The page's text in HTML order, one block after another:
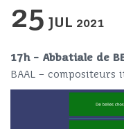
25 JUL 2021
17h – Abbatiale de
BAAL – compositeurs